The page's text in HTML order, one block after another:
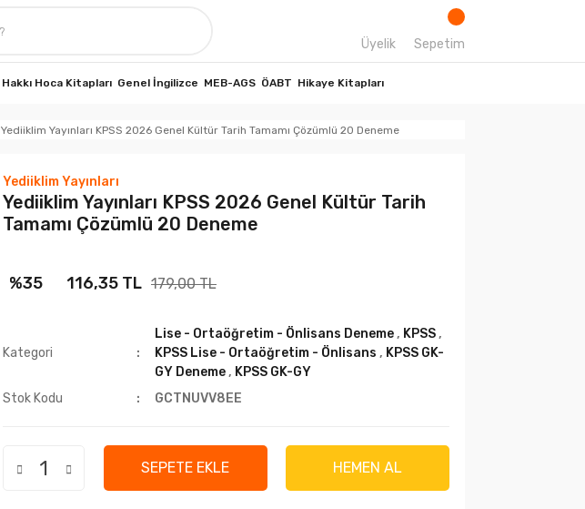
Üyelik Sepetim
Hakkı Hoca Kitapları Genel İngilizce MEB-AGS ÖABT Hikaye Kitapları
Yediiklim Yayınları KPSS 2026 Genel Kültür Tarih Tamamı Çözümlü 20 Deneme
Yediiklim Yayınları
Yediiklim Yayınları KPSS 2026 Genel Kültür Tarih
Tamamı Çözümlü 20 Deneme
%35 116,35 TL 179,00 TL
Kategori
Lise - Ortaöğretim - Önlisans Deneme, KPSS,
KPSS Lise - Ortaöğretim - Önlisans , KPSS GK-
GY Deneme, KPSS GK-GY
Stok Kodu
GCTNUVV8EE
SEPETE EKLE HEMEN AL